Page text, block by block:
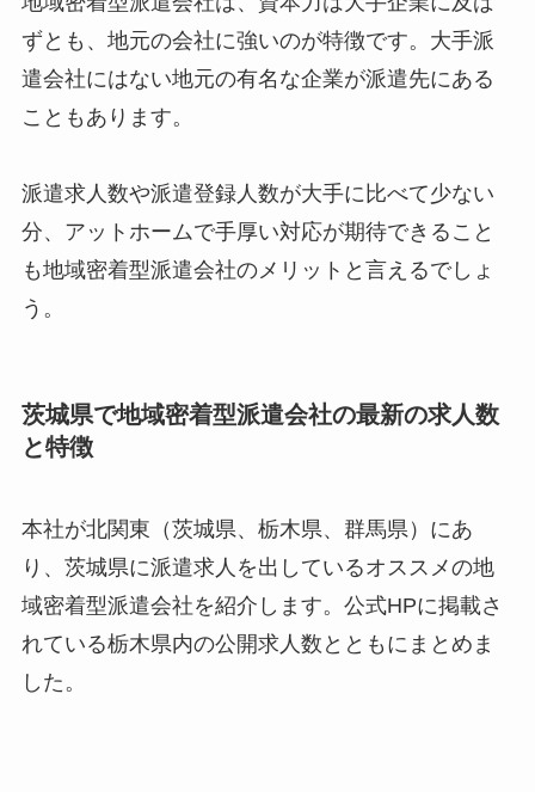
ずとも、地元の会社に強いのが特徴です。大手派
遣会社にはない地元の有名な企業が派遣先にある
こともあります。
派遣求人数や派遣登録人数が大手に比べて少ない
分、アットホームで手厚い対応が期待できること
も地域密着型派遣会社のメリットと言えるでしょ
う。
茨城県で地域密着型派遣会社の最新の求人数
と特徴
本社が北関東（茨城県、栃木県、群馬県）にあ
り、茨城県に派遣求人を出しているオススメの地
域密着型派遣会社を紹介します。公式HPに掲載さ
れている栃木県内の公開求人数とともにまとめま
した。